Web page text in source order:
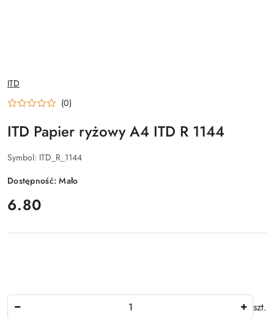
NAZWA
PRODUCENTA:
ITD
(0)
ITD Papier ryżowy A4 ITD R 1144
Symbol: ITD_R_1144
Dostępność:Mało
cena:
6.80
szt.